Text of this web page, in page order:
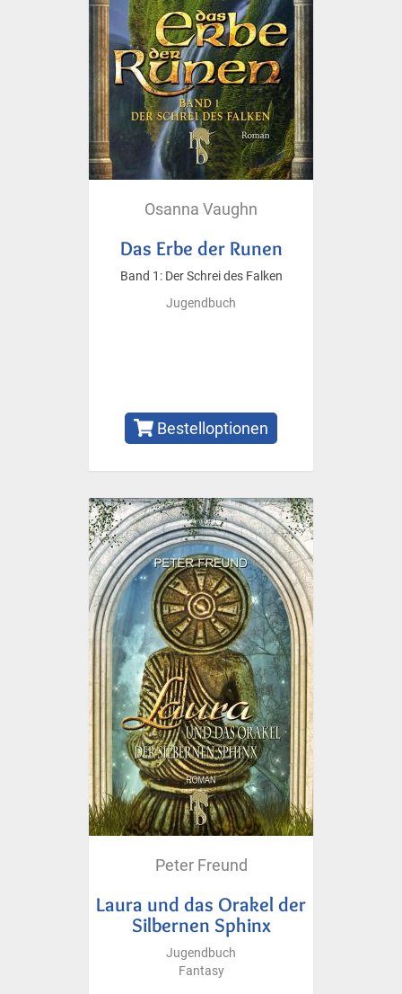
Osanna Vaughn
Das Erbe der Runen
Band 1: Der Schrei des Falken
Jugendbuch
Bestelloptionen
Peter Freund
Laura und das Orakel der
Silbernen Sphinx
Jugendbuch
Fantasy